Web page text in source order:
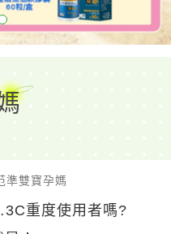
準雙寶孕媽
重度使用者嗎?